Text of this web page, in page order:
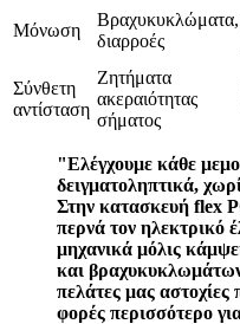
Μόνωση
Βραχυκυκλώματα,
διαρροές
Σύνθετη
αντίσταση
Ζητήματα
ακεραιότητας
σήματος
"Ελέγχουμε κάθε
δειγματοληπτικά,
Στην κατασκευή flex
περνά τον ηλεκτρικό
μηχανικά μόλις
και
πελάτες μας αστοχίες
φορές περισσότερο